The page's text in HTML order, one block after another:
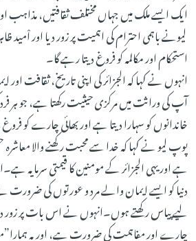
ایک ایسے ملک میں جہاں مختلف ثقافتیں، مذاہب
لیونے باہمی احترام کی اہمیت پر زور دیا اور اْمید
استحکام اور مکالمہ کو فروغ دیتا رہے گا۔
انہوں نے کہا کہ الجزائر کی اپنی تاریخ، ثقافت
آپ کی وراثت میں مرکزی حیثیت رکھتا ہے، جو ہر
خاندانوں کو سہارا دیتا ہے اور بھائی چارے کو
پوپ لیو نے کہا کہ خدا سے محبت رکھنے والا معاشرہ
ہے اور یہی الجزائر کے مومنین کا قیمتی سرمایہ
دنیا کو ایسے ایمان والے مرد و عورتوں کی
لیے پیاس رکھتے ہوں۔انہوں نے اس بات پر زور
چارے اور مفاہمت کی ضرورت ہے، اور یہ